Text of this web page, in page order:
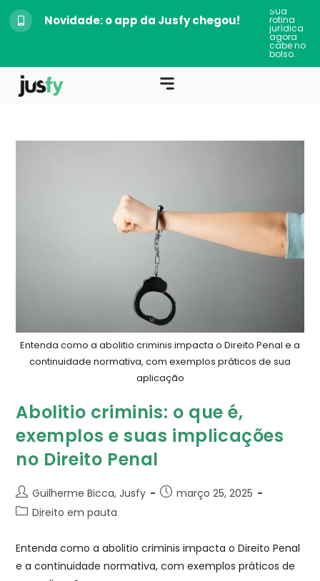
Novidade: o app da Jusfy chegou!
Sua
rotina
jurídica
agora
cabe no
bolso.
Entenda como a abolitio criminis impacta o Direito Penal e a
continuidade normativa, com exemplos práticos de sua
aplicação
Abolitio criminis: o que é,
exemplos e suas implicações
no Direito Penal
Guilherme Bicca, Jusfy
março 25, 2025
Direito em pauta
Entenda como a abolitio criminis impacta o Direito Penal
e a continuidade normativa, com exemplos práticos de